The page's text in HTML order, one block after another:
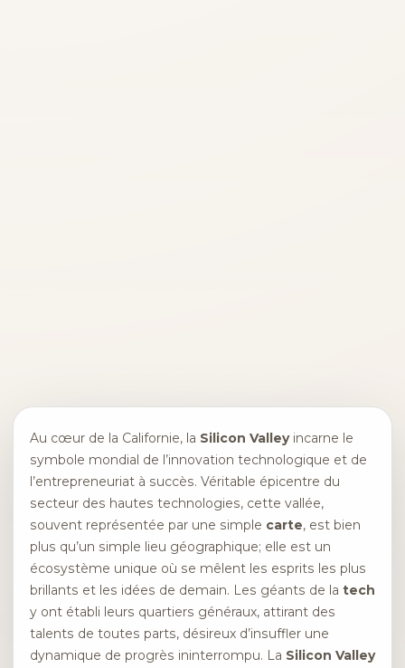
Au cœur de la Californie, la Silicon Valleyincarne le
symbole mondial de l’innovation technologique et de
l’entrepreneuriat à succès. Véritable épicentre du
secteur des hautes technologies, cette vallée,
souvent représentée par une simple carte, est bien
plus qu’un simple lieu géographique; elle est un
écosystème unique où se mêlent les esprits les plus
brillants et les idées de demain. Les géants de la tech
y ont établi leurs quartiers généraux, attirant des
talents de toutes parts, désireux d’insuffler une
dynamique de progrès ininterrompu. La Silicon Valley